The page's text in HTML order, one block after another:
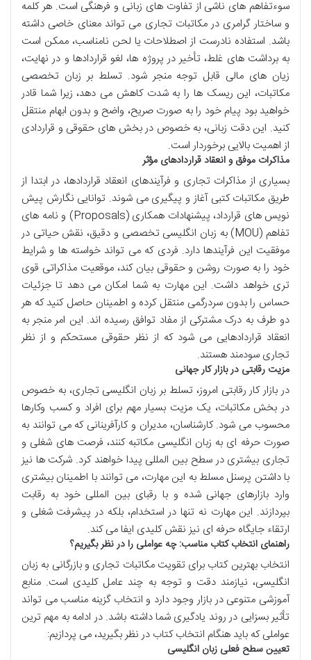
سوءتفاهم های ناشی از تفاوت های زبانی و فرهنگی است. هر کلمه
و ساختار گرامری در مکاتبات تجاری می تواند معنای خاصی داشته
باشد. استفاده نادرست از اصطلاحات یا لحن نامناسب، ممکن است
به برداشت های غلط، تأخیر در پروژه ها، لغو قراردادها و در نهایت،
زیان های مالی قابل توجه منجر شود. تسلط بر زبان تخصصی
مکاتبات، این ریسک ها را به شدت کاهش می دهد، زیرا شما قادر
خواهید بود پیام خود را به صورت صریح، واضح و بدون ابهام منتقل
کنید. این دقت زبانی، به خصوص در بخش های حقوقی و قراردادی
از اهمیت بالایی برخوردار است.
مذاکرات موفق و انعقاد قراردادهای مؤثر
بسیاری از مذاکرات تجاری و فرآیندهای انعقاد قراردادها، در ابتدا از
طریق مکاتبات کتبی آغاز و پیگیری می شوند. توانایی نگارش پیش
نویس های قرارداد، پیشنهادات همکاری (Proposals) و نامه های
تفاهم (MOU) به زبان انگلیسی تخصصی و دقیق، نقش حیاتی در
موفقیت این فرآیندها دارد. فردی که می تواند خواسته ها و شرایط
خود را به صورت روشن و حقوقی بیان کند، موقعیت مذاکراتی قوی
تری خواهد داشت. این مهارت به شما امکان می دهد تا جزئیات
حساس را بدون سردرگمی منتقل کرده و اطمینان حاصل کنید که هر
دو طرف به درک مشترکی از مفاد توافق رسیده اند. این امر منجر به
انعقاد قراردادهایی می شود که از نظر حقوقی مستحکم و از نظر
تجاری سودمند هستند.
مزیت رقابتی در بازار کار جهانی
در بازار کار رقابتی امروز، تسلط بر زبان انگلیسی تجاری، به خصوص
در بخش مکاتبات، یک مزیت بسیار مهم برای افراد و کسب وکارها
محسوب می شود. کارشناسان، مدیران و کارآفرینانی که می توانند به
صورت حرفه ای به زبان انگلیسی مکاتبه کنند، فرصت های شغلی و
تجاری بیشتری در سطح بین المللی پیدا خواهند کرد. شرکت ها نیز
با داشتن پرسنل مسلط به این مهارت، می توانند با اطمینان بیشتری
وارد بازارهای جهانی شده و با رقبای بین المللی خود به رقابت
بپردازند. این مهارت نه تنها در استخدام، بلکه در پیشرفت شغلی و
ارتقاء جایگاه حرفه ای نیز نقش کلیدی ایفا می کند.
راهنمای انتخاب کتاب مناسب: چه عواملی را در نظر بگیریم؟
انتخاب بهترین کتاب برای تقویت مکاتبات تجاری و بازرگانی به زبان
انگلیسی، نیازمند دقت و توجه به چند عامل کلیدی است. منابع
آموزشی متنوعی در بازار وجود دارد و انتخاب گزینه مناسب می تواند
تأثیر بسزایی در روند یادگیری شما داشته باشد. در ادامه به مهم ترین
عواملی که باید هنگام انتخاب کتاب در نظر بگیرید، می پردازیم:
تعیین سطح فعلی زبان انگلیسی